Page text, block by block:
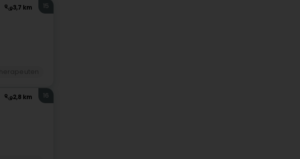
3,7 km 15
2,8 km 16